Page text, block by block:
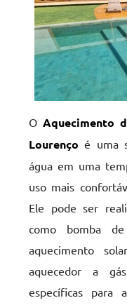
O Aquecimento
Lourenço é uma
água em uma
uso mais
Ele pode ser
como bomba
aquecimento
aquecedor a
específicas para